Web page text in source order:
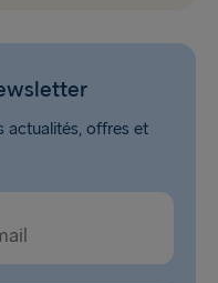
actualités, offres et